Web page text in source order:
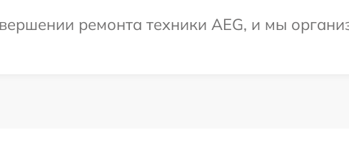
ремонта техники AEG, и мы